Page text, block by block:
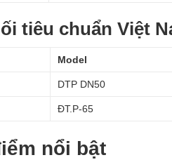
tiêu chuẩn Việt
Model
DTP DN50
ĐT.P-65
nổi bật